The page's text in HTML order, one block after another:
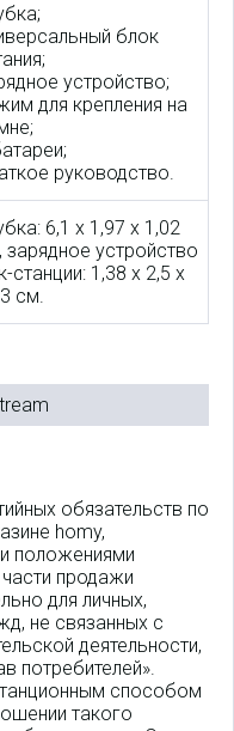
блок
устройство;
для крепления на
руководство.
6,1 х 1,97 х 1,02
зарядное устройство
станции: 1,38 х 2,5 х
см.
обязательств по
homy,
положениями
продажи
для личных,
не связанных с
деятельности,
потребителей».
способом
такого